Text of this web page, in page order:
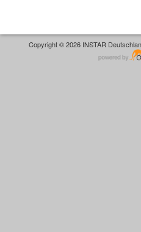
Copyright © 2026 INSTAR